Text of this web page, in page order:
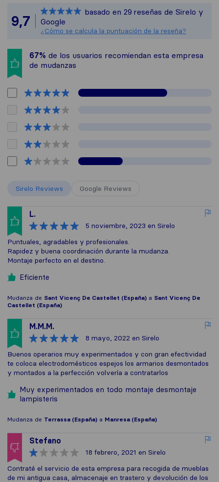
Todas las
9,7
basado en 29 reseñas de Sirelo y
Google
¿Cómo se calcula la puntuación de la reseña?
67% de los usuarios recomiendan esta empresa
de mudanzas
Sirelo Reviews Google Reviews
L.
5 noviembre, 2023 en Sirelo
Puntuales, agradables y profesionales.
Rapidez y buena coordinación durante la mudanza.
Montaje perfecto en el destino.
Eficiente
Mudanza de Sant Vicenç De Castellet (España) a Sant Vicenç De
Castellet (España)
M.M.M.
8 mayo, 2022 en Sirelo
Buenos operarios muy experimentados y con gran efectividad
te coloca electrodomésticos espejos los armarios desmontados
y montados a la perfección volvería a contratarlos
Muy experimentados en todo montaje desmontaje
lampisteris
Mudanza de Terrassa (España) a Manresa (España)
Stefano
18 febrero, 2021 en Sirelo
Contraté el servicio de esta empresa para recogida de mueblas
de mi antigua casa, almacenaje en trastero y devolución de los